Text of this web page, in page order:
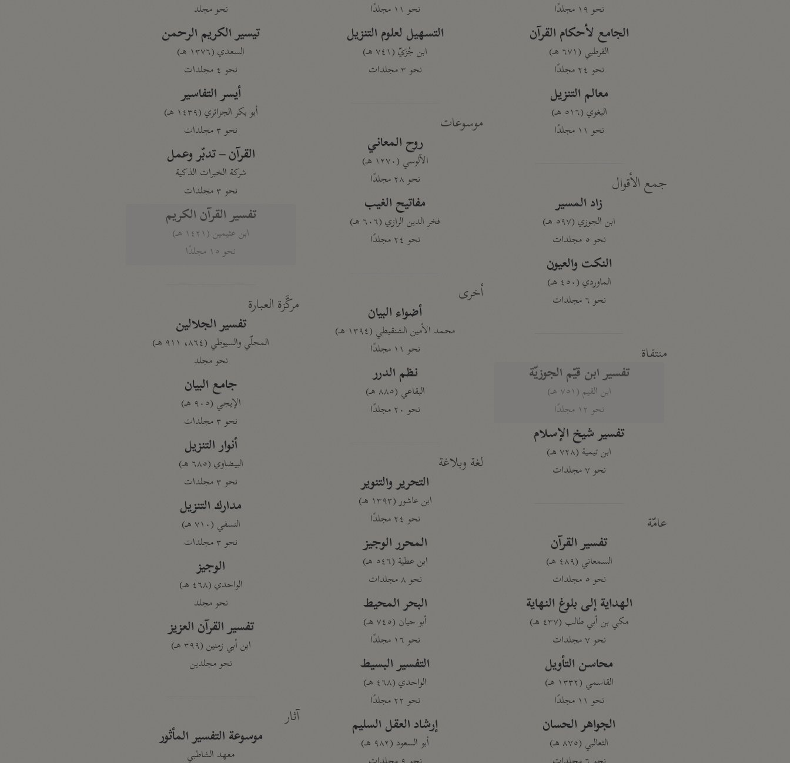
نحو ١٩ مجلدًا
الجامع لأحكام القرآن
القرطبي (٦٧١ هـ)
نحو ٢٤ مجلدًا
معالم التنزيل
البغوي (٥١٦ هـ)
نحو ١١ مجلدًا
جمع الأقوال
زاد المسير
ابن الجوزي (٥٩٧ هـ)
نحو ٥ مجلدات
النكت والعيون
الماوردي (٤٥٠ هـ)
نحو ٦ مجلدات
منتقاة
تفسير ابن قيّم الجوزيّة
ابن القيم (٧٥١ هـ)
نحو ١٢ مجلدًا
تفسير شيخ الإسلام
ابن تيمية (٧٢٨ هـ)
نحو ٧ مجلدات
عامّة
تفسير القرآن
السمعاني (٤٨٩ هـ)
نحو ٥ مجلدات
الهداية إلى بلوغ النهاية
مكي بن أبي طالب (٤٣٧ هـ)
نحو ٧ مجلدات
محاسن التأويل
القاسمي (١٣٣٢ هـ)
نحو ١١ مجلدًا
الجواهر الحسان
الثعالبي (٨٧٥ هـ)
نحو ١١ مجلدًا
التسهيل لعلوم التنزيل
ابن جُزَيّ (٧٤١ هـ)
نحو ٣ مجلدات
موسوعات
روح المعاني
الآلوسي (١٢٧٠ هـ)
نحو ٢٨ مجلدًا
مفاتيح الغيب
فخر الدين الرازي (٦٠٦ هـ)
نحو ٢٤ مجلدًا
أخرى
أضواء البيان
محمد الأمين الشنقيطي (١٣٩٤ هـ)
نحو ١١ مجلدًا
نظم الدرر
البقاعي (٨٨٥ هـ)
نحو ٢٠ مجلدًا
لغة وبلاغة
التحرير والتنوير
ابن عاشور (١٣٩٣ هـ)
نحو ٢٤ مجلدًا
المحرر الوجيز
ابن عطية (٥٤٦ هـ)
نحو ٨ مجلدات
البحر المحيط
أبو حيان (٧٤٥ هـ)
نحو ١٦ مجلدًا
التفسير البسيط
الواحدي (٤٦٨ هـ)
نحو ٢٢ مجلدًا
إرشاد العقل السليم
أبو السعود (٩٨٢ هـ)
نحو مجلد
تيسير الكريم الرحمن
السعدي (١٣٧٦ هـ)
نحو ٤ مجلدات
أيسر التفاسير
أبو بكر الجزائري (١٤٣٩ هـ)
نحو ٣ مجلدات
القرآن – تدبّر وعمل
شركة الخبرات الذكية
نحو ٣ مجلدات
تفسير القرآن الكريم
ابن عثيمين (١٤٢١ هـ)
نحو ١٥ مجلدًا
مركَّزة العبارة
تفسير الجلالين
المحلّي والسيوطي (٨٦٤، ٩١١ هـ)
نحو مجلد
جامع البيان
الإيجي (٩٠٥ هـ)
نحو ٣ مجلدات
أنوار التنزيل
البيضاوي (٦٨٥ هـ)
نحو ٣ مجلدات
مدارك التنزيل
النسفي (٧١٠ هـ)
نحو ٣ مجلدات
الوجيز
الواحدي (٤٦٨ هـ)
نحو مجلد
تفسير القرآن العزيز
ابن أبي زمنين (٣٩٩ هـ)
نحو مجلدين
آثار
موسوعة التفسير المأثور
معهد الشاطبي